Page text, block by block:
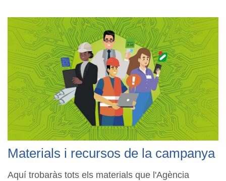
Materials i recursos de la campanya
Aquí trobaràs tots els materials que l'Agència